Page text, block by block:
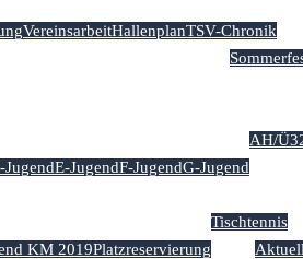
VereinsarbeitHallenplanTSV-Chronik
JugendE-JugendF-JugendG-Jugend
AH/
KM 2019Platzreservierung
Tischtennis